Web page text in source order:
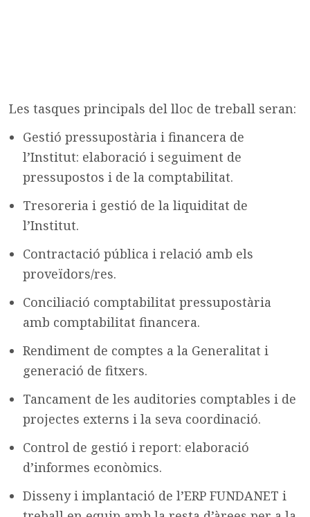
Les tasques principals del lloc de treball seran:
Gestió pressupostària i financera de
l’Institut: elaboració i seguiment de
pressupostos i de la comptabilitat.
Tresoreria i gestió de la liquiditat de
l’Institut.
Contractació pública i relació amb els
proveïdors/res.
Conciliació comptabilitat pressupostària
amb comptabilitat financera.
Rendiment de comptes a la Generalitat i
generació de fitxers.
Tancament de les auditories comptables i de
projectes externs i la seva coordinació.
Control de gestió i report: elaboració
d’informes econòmics.
Disseny i implantació de l’ERP FUNDANET i